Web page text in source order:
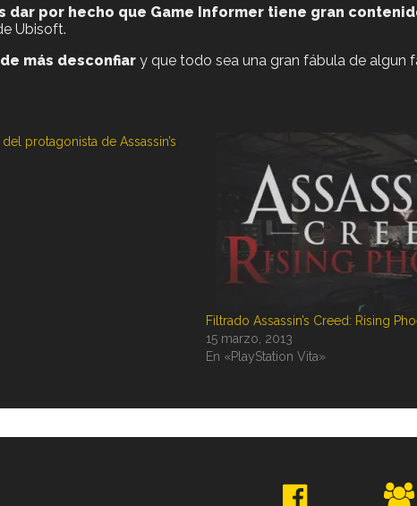
dar por hecho que Game Informer tiene gran
Ubisoft.
más desconfiar y que todo sea una gran fábula de algun
protagonista de Assassin’s
Filtrado Assassin’s Creed: Rising
15 marzo, 2013
En «PlayStation Vita»